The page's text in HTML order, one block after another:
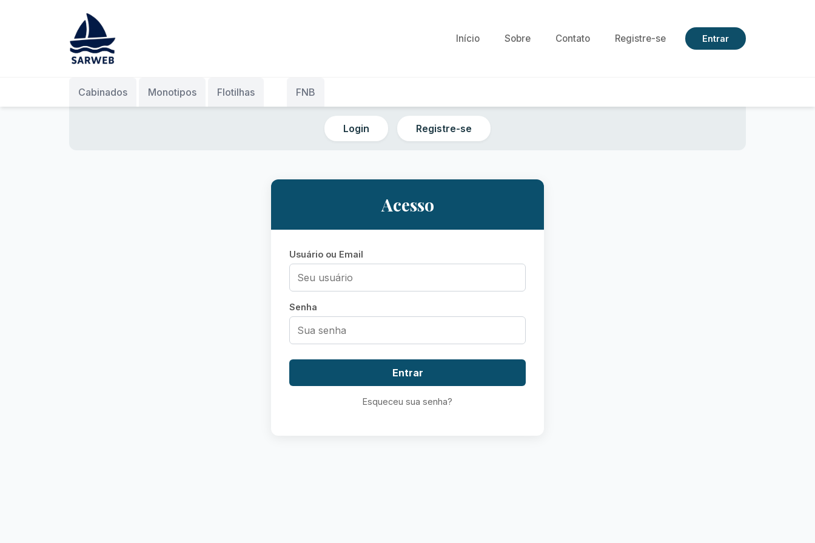
Início Sobre Contato Registre-se Entrar
Acesso
Usuário ou Email
Senha
Esqueceu sua senha?